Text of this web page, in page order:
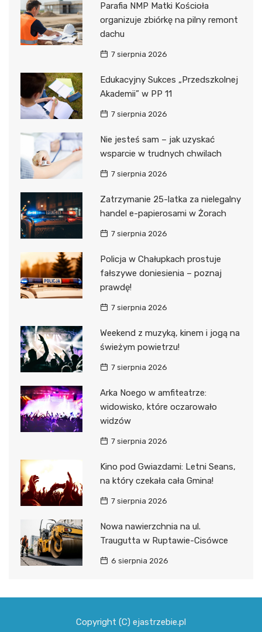
Parafia NMP Matki Kościoła
organizuje zbiórkę na pilny remont
dachu
7 sierpnia 2026
Edukacyjny Sukces „Przedszkolnej
Akademii” w PP 11
7 sierpnia 2026
Nie jesteś sam – jak uzyskać
wsparcie w trudnych chwilach
7 sierpnia 2026
Zatrzymanie 25-latka za nielegalny
handel e-papierosami w Żorach
7 sierpnia 2026
Policja w Chałupkach prostuje
fałszywe doniesienia – poznaj
prawdę!
7 sierpnia 2026
Weekend z muzyką, kinem i jogą na
świeżym powietrzu!
7 sierpnia 2026
Arka Noego w amfiteatrze:
widowisko, które oczarowało
widzów
7 sierpnia 2026
Kino pod Gwiazdami: Letni Seans,
na który czekała cała Gmina!
7 sierpnia 2026
Nowa nawierzchnia na ul.
Traugutta w Ruptawie-Cisówce
6 sierpnia 2026
Copyright (C) ejastrzebie.pl